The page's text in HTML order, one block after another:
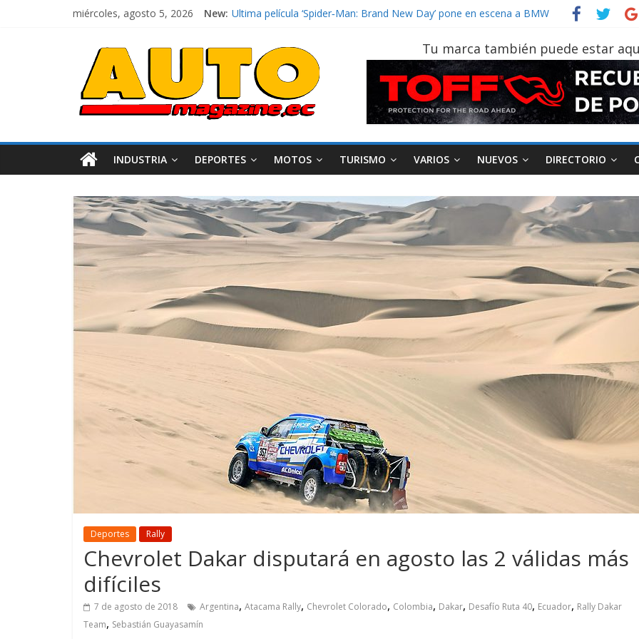
miércoles, agosto 5, 2026 New: Ultima película ‘Spider‑Man: Brand New Day’ pone en escena a BMW
La Vuelta al Ecuador 2026, edición 47ª, recorre 7 provincias en 8 días
La FEDAK recibe 12 Sinotruk Bolden para cubrir las rutas de La Vuelta
El costo de tener un vehículo gana protagonismo a la hora de decidir
Tu marca también puede estar
INDUSTRIA DEPORTES MOTOS TURISMO VARIOS NUEVOS DIRECTORIO
Deportes Rally
Chevrolet Dakar disputará en agosto las 2 válidas más
difíciles
7 de agosto de 2018 Argentina, Atacama Rally, Chevrolet Colorado, Colombia, Dakar, Desafío Ruta 40, Ecuador, Rally Dakar
Team, Sebastián Guayasamín
Varios
GM reafirma su
compromiso con movilidad
más segura y conectada
Movilidad Varios
¿Qué puede pasar con tu
vehículo si permanece
varios días sin usar?
Industria Motociclismo
Movilidad
Campaña busca cambiar
destino de los